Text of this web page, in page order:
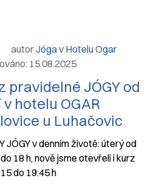
autorJóga v Hotelu Ogar
15.08.2025
pravidelné JÓGY od
hotelu OGAR
u Luhačovic
JÓGY v denním životě: úterý od
18 h, nově jsme otevřeli i kurz
do 19:45 h